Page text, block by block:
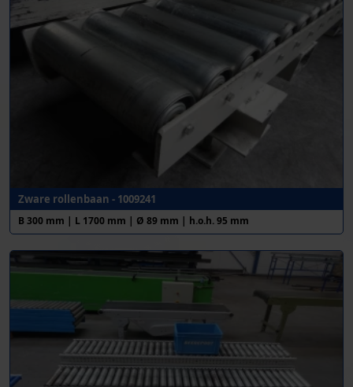
Zware rollenbaan - 1009241
B 300 mm | L 1700 mm | Ø 89 mm | h.o.h. 95 mm